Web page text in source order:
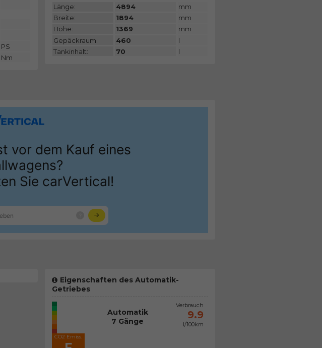
PS
Nm
Länge:
4894
mm
Breite:
1894
mm
Höhe:
1369
mm
Gepäckraum:
460
l
Tankinhalt:
70 l
Eigenschaften des Automatik-
Getriebes
CO2 Emiss.
Automatik
7 Gänge
Verbrauch
9.9
l/100km